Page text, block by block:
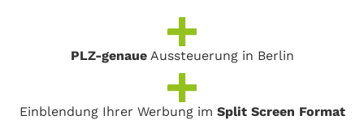
PLZ-genaueAussteuerung in Berlin
Einblendung Ihrer Werbung im Split Screen Format